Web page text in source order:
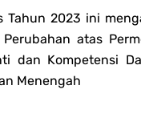
Jenjang Tahun 2026
Tahun 2023 ini
atas
dan Kompetensi
Menengah